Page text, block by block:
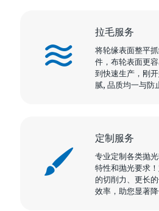
拉毛服务
将轮缘表面整平
件，布轮表面更
到快速生产，刚
腻, 品质均一与防
定制服务
专业定制各类抛
特性和抛光要求
的切削力、更长
效率，助您显著降